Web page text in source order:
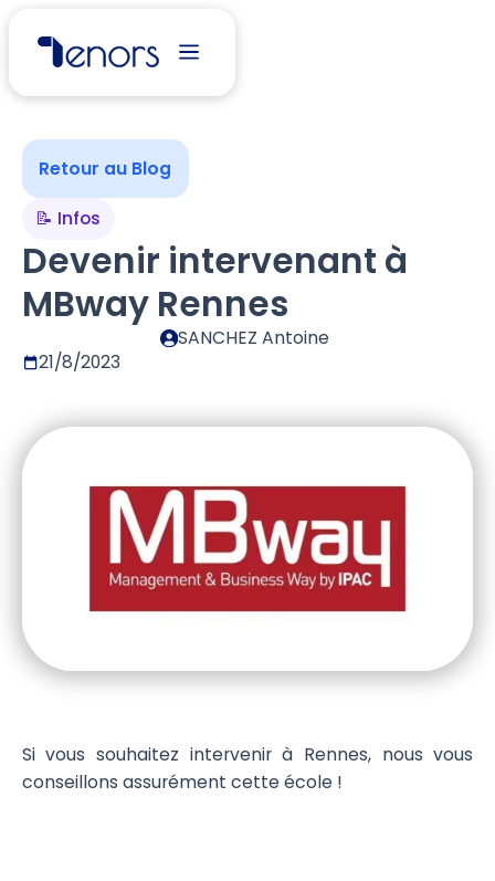
Retour au Blog
📝 Infos
Devenir intervenant à
MBway Rennes
SANCHEZ Antoine
21/8/2023
Si vous souhaitez intervenir à Rennes, nous vous
conseillons assurément cette école !